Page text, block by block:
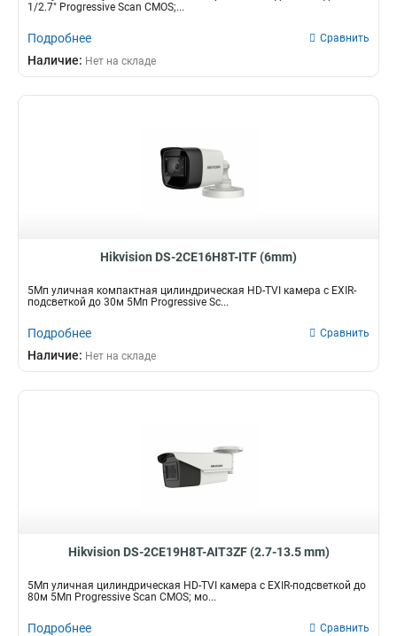
1/2.7" Progressive Scan CMOS;...
Подробнее Сравнить
Наличие: Нет на складе
Hikvision DS-2CE16H8T-ITF (6mm)
5Мп уличная компактная цилиндрическая HD-TVI камера с EXIR-
подсветкой до 30м 5Мп Progressive Sc...
Подробнее Сравнить
Наличие: Нет на складе
Hikvision DS-2CE19H8T-AIT3ZF (2.7-13.5 mm)
5Мп уличная цилиндрическая HD-TVI камера с EXIR-подсветкой до
80м 5Мп Progressive Scan CMOS; мо...
Подробнее Сравнить